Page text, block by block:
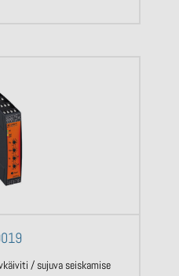
/ sujuva seiskamise